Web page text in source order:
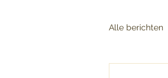
Alle berichten